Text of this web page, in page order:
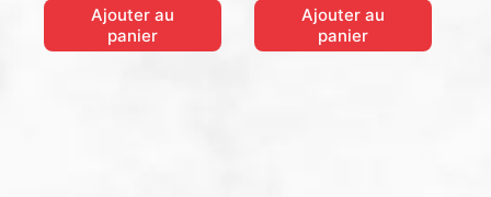
était :
390.00€.
est :
351.00€.
Ajouter au
panier
était :
499.00€.
est :
449.00€.
Ajouter au
panier